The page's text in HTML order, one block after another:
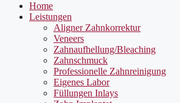
Home
Leistungen
Aligner Zahnkorrektur
Veneers
Zahnaufhellung/Bleaching
Zahnschmuck
Professionelle Zahnreinigung
Eigenes Labor
Füllungen Inlays